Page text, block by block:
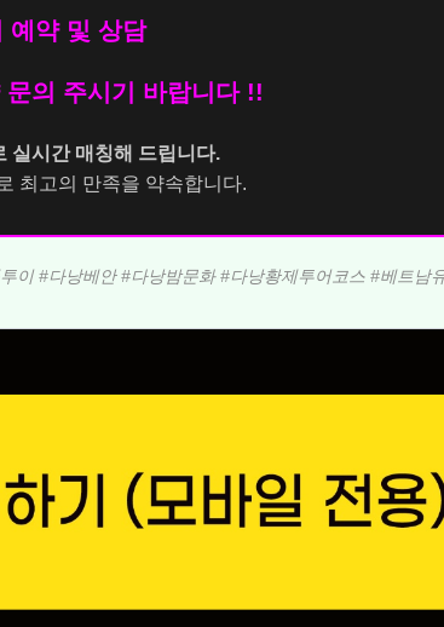
예약 및 상담
의 주시기 바랍니다 !!
실시간 매칭해 드립니다.
최고의 만족을 약속합니다.
이 #다낭베안 #다낭밤문화 #다낭황제투어코스 #베트남